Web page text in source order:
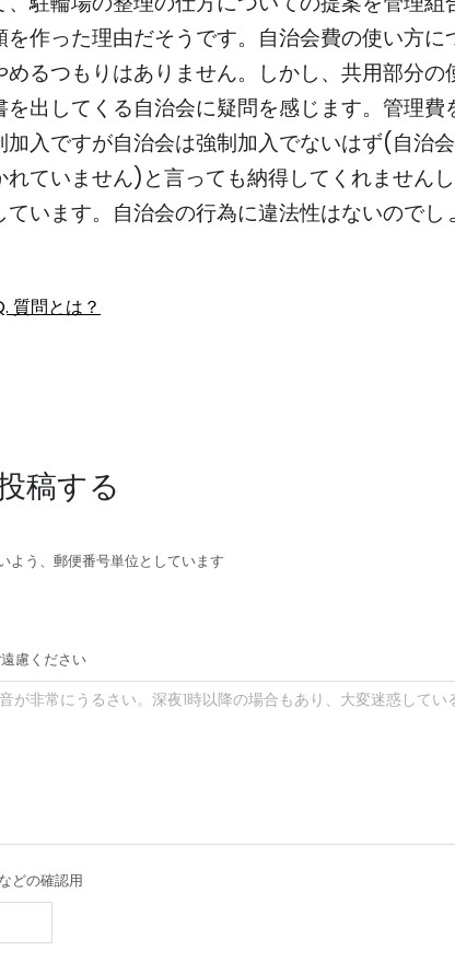
作った理由だそうです。自治会費の使い方に
るつもりはありません。しかし、共用部分の
出してくる自治会に疑問を感じます。管理費
加入ですが自治会は強制加入でないはず(自治
ていません)と言っても納得してくれません
います。自治会の行為に違法性はないのでし
質問とは？
稿する
よう、郵便番号単位としています
慮ください
どの確認用